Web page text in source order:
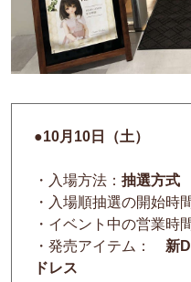
●10月10日（土）
・入場方法： 抽選方式
・入場順抽選の開始時
・イベント中の営業時
・発売アイテム： 新
ドレス